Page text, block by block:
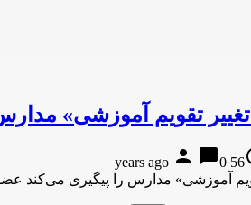
تقویم آموزشی»
56 years ago
person chat_bubble0
آموزشی» مدارس را پیگیری